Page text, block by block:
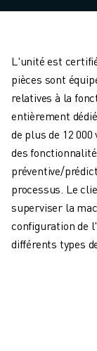
L'unité est
pièces sont
relatives à la
entièrement
de plus de 12
des
préventive/
processus. Le
superviser la
configuration de
différents types